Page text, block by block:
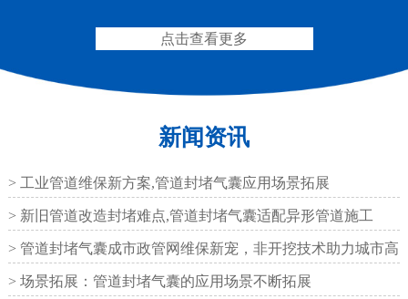
圆形四氟板橡胶支座
矩形四氟板滑动橡胶支
铁路盆式支座 公路盆式橡胶支座
点击查看更多
新闻资讯
> 工业管道维保新方案,管道封堵气囊应用场景拓展
> 新旧管道改造封堵难点,管道封堵气囊适配异形管道施工
> 管道封堵气囊成市政管网维保新宠，非开挖技术助力城市高
效运
> 场景拓展：管道封堵气囊的应用场景不断拓展